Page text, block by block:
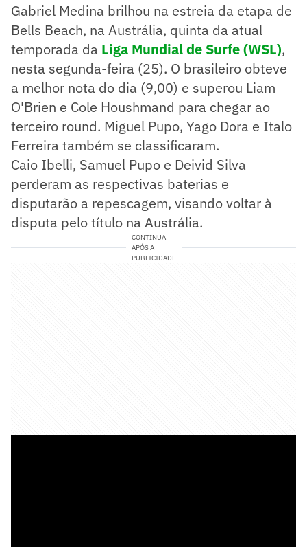
Gabriel Medina brilhou na estreia da etapa de
Bells Beach, na Austrália, quinta da atual
temporada da Liga Mundial de Surfe (WSL),
nesta segunda-feira (25). O brasileiro obteve
a melhor nota do dia (9,00) e superou Liam
O'Brien e Cole Houshmand para chegar ao
terceiro round. Miguel Pupo, Yago Dora e Italo
Ferreira também se classificaram.
Caio Ibelli, Samuel Pupo e Deivid Silva
perderam as respectivas baterias e
disputarão a repescagem, visando voltar à
disputa pelo título na Austrália.
CONTINUA
APÓS A
PUBLICIDADE